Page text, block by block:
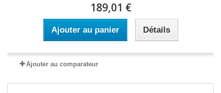
189,01 €
Ajouter au panier Détails
Ajouter au comparateur